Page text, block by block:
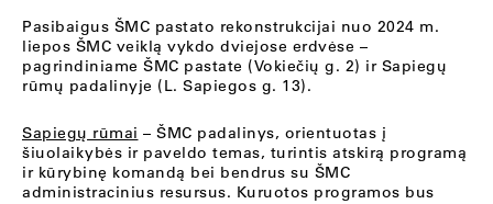
Pasibaigus ŠMC pastato rekonstrukcijai nuo 2024 m.
liepos ŠMC veiklą vykdo dviejose erdvėse –
pagrindiniame ŠMC pastate (Vokiečių g. 2) ir Sapiegų
rūmų padalinyje (L. Sapiegos g. 13).
Sapiegų rūmai – ŠMC padalinys, orientuotas į
šiuolaikybės ir paveldo temas, turintis atskirą programą
ir kūrybinę komandą bei bendrus su ŠMC
administracinius resursus. Kuruotos programos bus